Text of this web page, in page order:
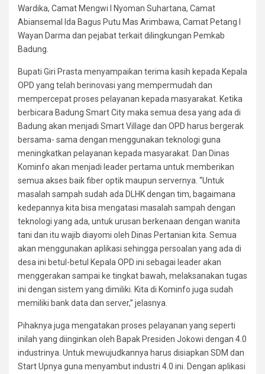
Wardika, Camat Mengwi I Nyoman Suhartana, Camat
Abiansemal Ida Bagus Putu Mas Arimbawa, Camat Petang I
Wayan Darma dan pejabat terkait dilingkungan Pemkab
Badung.
Bupati Giri Prasta menyampaikan terima kasih kepada Kepala
OPD yang telah berinovasi yang mempermudah dan
mempercepat proses pelayanan kepada masyarakat. Ketika
berbicara Badung Smart City maka semua desa yang ada di
Badung akan menjadi Smart Village dan OPD harus bergerak
bersama- sama dengan menggunakan teknologi guna
meningkatkan pelayanan kepada masyarakat. Dan Dinas
Kominfo akan menjadi leader pertama untuk memberikan
semua akses baik fiber optik maupun servernya. “Untuk
masalah sampah sudah ada DLHK dengan tim, bagaimana
kedepannya kita bisa mengatasi masalah sampah dengan
teknologi yang ada, untuk urusan berkenaan dengan wanita
tani dan itu wajib diayomi oleh Dinas Pertanian kita. Semua
akan menggunakan aplikasi sehingga persoalan yang ada di
desa ini betul-betul Kepala OPD ini sebagai leader akan
menggerakan sampai ke tingkat bawah, melaksanakan tugas
ini dengan sistem yang dimiliki. Kita di Kominfo juga sudah
memiliki bank data dan server,” jelasnya.
Pihaknya juga mengatakan proses pelayanan yang seperti
inilah yang diinginkan oleh Bapak Presiden Jokowi dengan 4.0
industrinya. Untuk mewujudkannya harus disiapkan SDM dan
Start Upnya guna menyambut industri 4.0 ini. Dengan aplikasi